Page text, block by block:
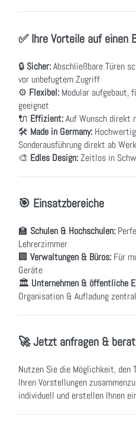
✅ Ihre Vorteile auf einen
🔒 Sicher:Abschließbare Türen
vor unbefugtem Zugriff
⚙ Flexibel: Modular aufgebaut,
geeignet
🔌 Effizient:Auf Wunsch
🛠 Made in Germany:
Sonderausführung direkt ab Werk
🎨 Edles Design:Zeitlos in
🎯 Einsatzbereiche
🏫 Schulen & Hochschulen:
Lehrerzimmer
🏢 Verwaltungen & Büros: Für
Geräte
🏛 Unternehmen & öffentliche
Organisation & Aufladung
🚀 Jetzt anfragen &
Nutzen Sie die Möglichkeit, den
Ihren Vorstellungen
individuell und erstellen Ihnen